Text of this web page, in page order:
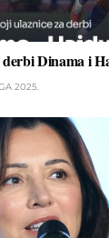
Dinama i
2025.